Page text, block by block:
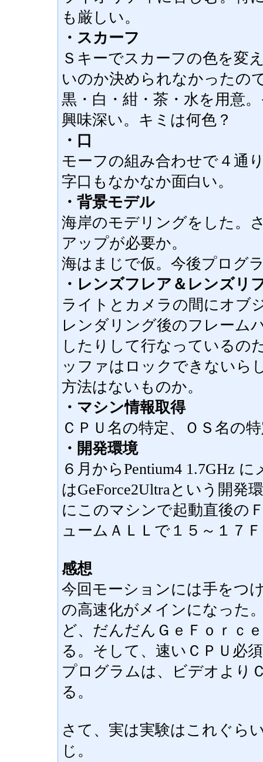
も厳しい。
・スカーフ
Ｓキーでスカーフの色を変
いのか決められなかったの
黒・白・紺・茶・水を用意
興味深い。キミは何色？
・口
モーフの組み合わせで４通
字口もなかなか面白い。
・背景モデル
海岸のモデリングをした。
アップが必要か。
海はまじで仮。今後プログ
・レンズフレア＆レンズリ
ライトとカメラの間にオブ
レンダリング後のフレーム
したりして行なっているの
ッファはロックできないら
方法はないものか。
・マシン情報取得
ＣＰＵ名の特定、ＯＳ名の
・開発環境
６月からPentium4 1.7GHz
はGeForce2Ultraという開発
にこのマシンで起動直後の
ュームＡＬＬで１５～１７
感想
今回モーションには手をつ
の高速化がメインになった
ど、だんだんＧｅＦｏｒｃ
る。そして、速いＣＰＵ必
プログラムは、ビデオより
る。
さて、実は実験はこれぐら
じ。